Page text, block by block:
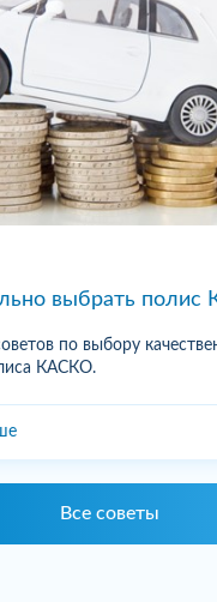
выбрать
по выбору
КАСКО.
Все советы